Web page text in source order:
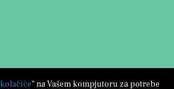
kolačiće" na Vašem kompjutoru za potrebe